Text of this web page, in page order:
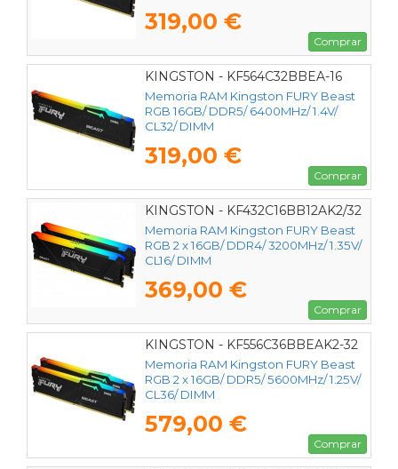
319,00 €
Comprar
KINGSTON - KF564C32BBEA-16
Memoria RAM Kingston FURY Beast
RGB 16GB/ DDR5/ 6400MHz/ 1.4V/
CL32/ DIMM
319,00 €
Comprar
KINGSTON - KF432C16BB12AK2/32
Memoria RAM Kingston FURY Beast
RGB 2 x 16GB/ DDR4/ 3200MHz/ 1.35V/
CL16/ DIMM
369,00 €
Comprar
KINGSTON - KF556C36BBEAK2-32
Memoria RAM Kingston FURY Beast
RGB 2 x 16GB/ DDR5/ 5600MHz/ 1.25V/
CL36/ DIMM
579,00 €
Comprar